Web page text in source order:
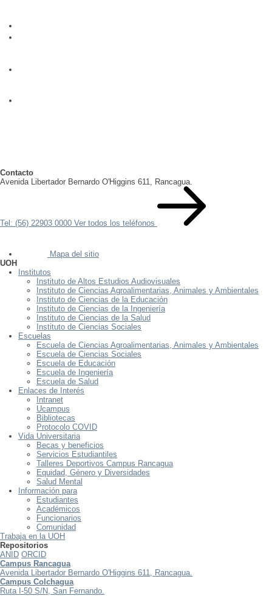
Contacto
Avenida Libertador Bernardo O'Higgins 611, Rancagua.
Tel: (56) 22903 0000 Ver todos los teléfonos
Mapa del sitio
UOH
Institutos
Instituto de Altos Estudios Audiovisuales
Instituto de Ciencias Agroalimentarias, Animales y Ambientales
Instituto de Ciencias de la Educación
Instituto de Ciencias de la Ingeniería
Instituto de Ciencias de la Salud
Instituto de Ciencias Sociales
Escuelas
Escuela de Ciencias Agroalimentarias, Animales y Ambientales
Escuela de Ciencias Sociales
Escuela de Educación
Escuela de Ingeniería
Escuela de Salud
Enlaces de Interés
Intranet
Ucampus
Bibliotecas
Protocolo COVID
Vida Universitaria
Becas y beneficios
Servicios Estudiantiles
Talleres Deportivos Campus Rancagua
Equidad, Género y Diversidades
Salud Mental
Información para
Estudiantes
Académicos
Funcionarios
Comunidad
Trabaja en la UOH
Repositorios
ANID ORCID
Campus Rancagua
Avenida Libertador Bernardo O'Higgins 611, Rancagua.
Campus Colchagua
Ruta I-50 S/N, San Fernando.